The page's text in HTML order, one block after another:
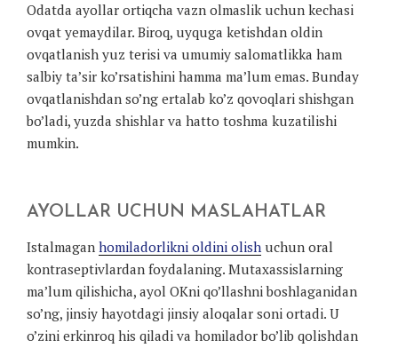
Odatda ayollar ortiqcha vazn olmaslik uchun kechasi
ovqat yemaydilar. Biroq, uyquga ketishdan oldin
ovqatlanish yuz terisi va umumiy salomatlikka ham
salbiy ta’sir ko’rsatishini hamma ma’lum emas. Bunday
ovqatlanishdan so’ng ertalab ko’z qovoqlari shishgan
bo’ladi, yuzda shishlar va hatto toshma kuzatilishi
mumkin.
AYOLLAR UCHUN MASLAHATLAR
Istalmagan homiladorlikni oldini olish uchun oral
kontraseptivlardan foydalaning. Mutaxassislarning
ma’lum qilishicha, ayol OKni qo’llashni boshlaganidan
so’ng, jinsiy hayotdagi jinsiy aloqalar soni ortadi. U
o’zini erkinroq his qiladi va homilador bo’lib qolishdan